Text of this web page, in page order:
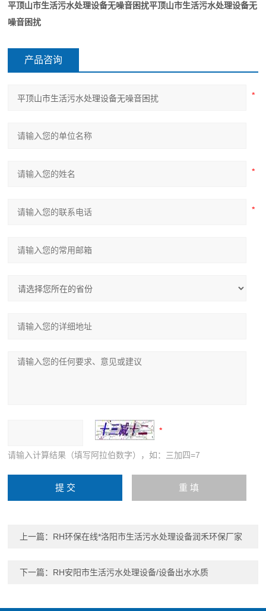
平顶山市生活污水处理设备无噪音困扰平顶山市生活污水处理设备无
噪音困扰
产品咨询
请输入计算结果（填写阿拉伯数字），如：三加四=7
上一篇： RH环保在线*洛阳市生活污水处理设备润禾环保厂家
下一篇： RH安阳市生活污水处理设备/设备出水水质